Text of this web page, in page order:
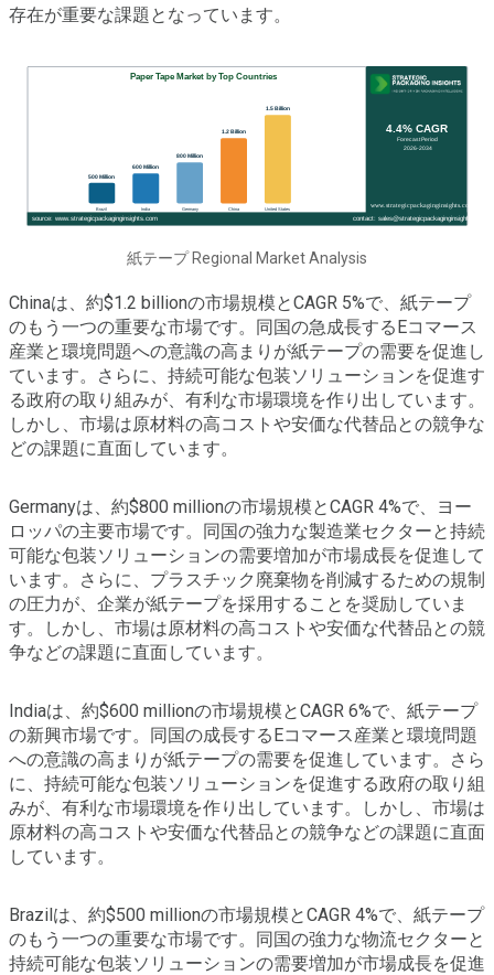
存在が重要な課題となっています。
紙テープ Regional Market Analysis
Chinaは、約$1.2 billionの市場規模とCAGR 5%で、紙テープ
のもう一つの重要な市場です。同国の急成長するEコマース
産業と環境問題への意識の高まりが紙テープの需要を促進し
ています。さらに、持続可能な包装ソリューションを促進す
る政府の取り組みが、有利な市場環境を作り出しています。
しかし、市場は原材料の高コストや安価な代替品との競争な
どの課題に直面しています。
Germanyは、約$800 millionの市場規模とCAGR 4%で、ヨー
ロッパの主要市場です。同国の強力な製造業セクターと持続
可能な包装ソリューションの需要増加が市場成長を促進して
います。さらに、プラスチック廃棄物を削減するための規制
の圧力が、企業が紙テープを採用することを奨励していま
す。しかし、市場は原材料の高コストや安価な代替品との競
争などの課題に直面しています。
Indiaは、約$600 millionの市場規模とCAGR 6%で、紙テープ
の新興市場です。同国の成長するEコマース産業と環境問題
への意識の高まりが紙テープの需要を促進しています。さら
に、持続可能な包装ソリューションを促進する政府の取り組
みが、有利な市場環境を作り出しています。しかし、市場は
原材料の高コストや安価な代替品との競争などの課題に直面
しています。
Brazilは、約$500 millionの市場規模とCAGR 4%で、紙テープ
のもう一つの重要な市場です。同国の強力な物流セクターと
持続可能な包装ソリューションの需要増加が市場成長を促進